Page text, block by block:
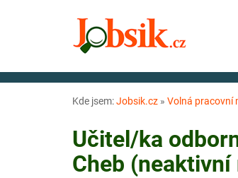
Kde jsem:Jobsik.cz » Volná pracovní
Učitel/ka
Cheb (neaktivní